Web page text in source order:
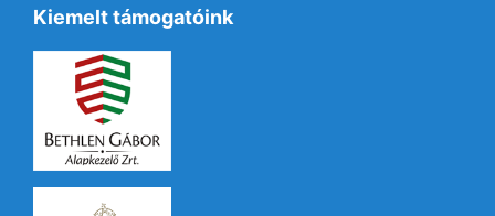
Kiemelt támogatóink